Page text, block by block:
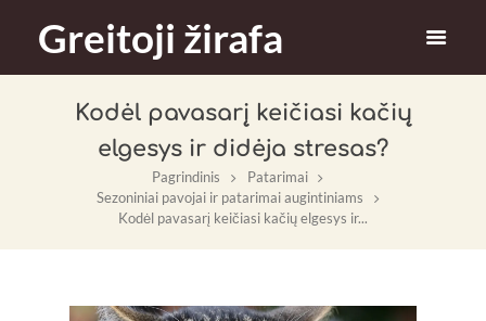
Greitoji žirafa
Kodėl pavasarį keičiasi kačių
elgesys ir didėja stresas?
Pagrindinis
Patarimai
Sezoniniai pavojai ir patarimai augintiniams
Kodėl pavasarį keičiasi kačių elgesys ir...